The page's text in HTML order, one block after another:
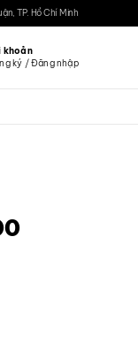
TP. Hồ Chí Minh
khoản
ký / Đăng nhập